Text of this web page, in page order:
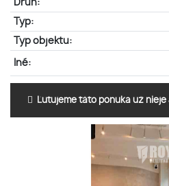
Druh:
Typ:
Typ objektu:
Iné:
Ľutujeme táto ponuka už nieje